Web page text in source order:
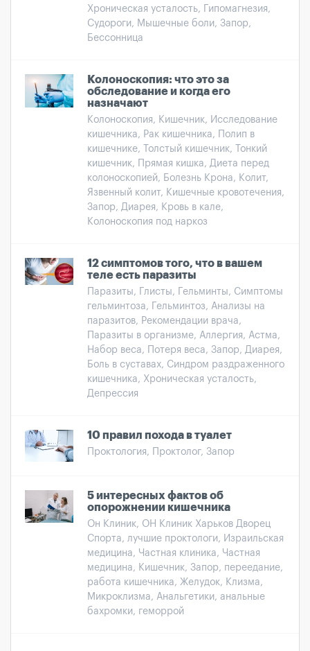
Хроническая усталость, Гипомагнезия,
Судороги, Мышечные боли, Запор,
Бессонница
Колоноскопия: что это за
обследование и когда его
назначают
Колоноскопия, Кишечник, Исследование
кишечника, Рак кишечника, Полип в
кишечнике, Толстый кишечник, Тонкий
кишечник, Прямая кишка, Диета перед
колоноскопией, Болезнь Крона, Колит,
Язвенный колит, Кишечные кровотечения,
Запор, Диарея, Кровь в кале,
Колоноскопия под наркоз
12 симптомов того, что в вашем
теле есть паразиты
Паразиты, Глисты, Гельминты, Симптомы
гельминтоза, Гельминтоз, Анализы на
паразитов, Рекомендации врача,
Паразиты в организме, Аллергия, Астма,
Набор веса, Потеря веса, Запор, Диарея,
Боль в суставах, Синдром раздраженного
кишечника, Хроническая усталость,
Депрессия
10 правил похода в туалет
Проктология, Проктолог, Запор
5 интересных фактов об
опорожнении кишечника
Он Клиник, ОН Клиник Харьков Дворец
Спорта, лучшие проктологи, Израильская
медицина, Частная клиника, Частная
медицина, Кишечник, Запор, переедание,
работа кишечника, Желудок, Клизма,
Микроклизма, Анальгетики, анальные
бахромки, геморрой